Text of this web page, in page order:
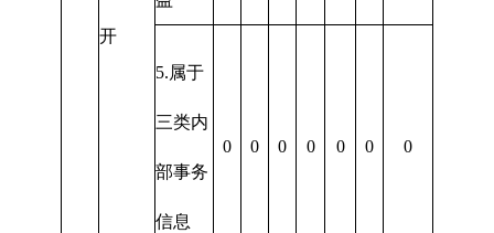
开
5.属于
三类内
部事务
信息
0 0 0 0 0 0 0